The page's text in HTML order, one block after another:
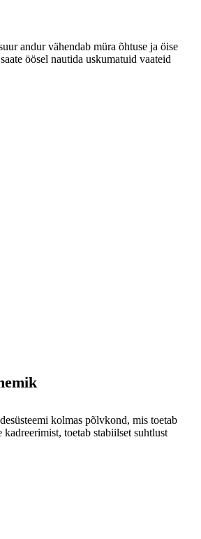
andur vähendab müra õhtuse ja öise
öösel nautida uskumatuid vaateid
kolmas põlvkond, mis toetab
kadreerimist, toetab stabiilset suhtlust